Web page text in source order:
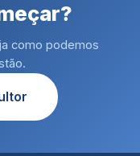
como podemos